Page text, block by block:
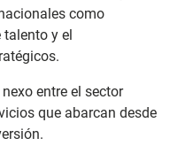
como
talento y el
entre el sector
que abarcan desde